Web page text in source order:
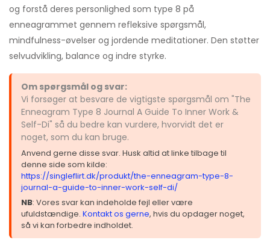
og forstå deres personlighed som type 8 på
enneagrammet gennem refleksive spørgsmål,
mindfulness-øvelser og jordende meditationer. Den støtter
selvudvikling, balance og indre styrke.
Om spørgsmål og svar:
Vi forsøger at besvare de vigtigste spørgsmål om "The
Enneagram Type 8 Journal A Guide To Inner Work &
Self-Di" så du bedre kan vurdere, hvorvidt det er
noget, som du kan bruge.
Anvend gerne disse svar. Husk altid at linke tilbage til
denne side som kilde:
https://singleflirt.dk/produkt/the-enneagram-type-8-
journal-a-guide-to-inner-work-self-di/
NB: Vores svar kan indeholde fejl eller være
ufuldstændige. Kontakt os gerne, hvis du opdager noget,
så vi kan forbedre indholdet.